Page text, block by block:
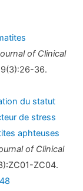
of Clinical
36.
du statut
de stress
aphteuses
of Clinical
ZC04.